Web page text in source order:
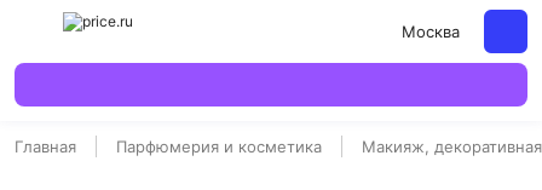
Москва
Главная Парфюмерия и косметика Макияж,